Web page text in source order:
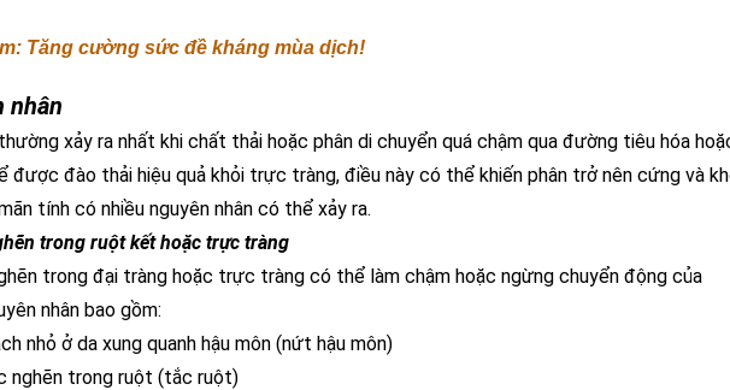
Tăng cường sức đề kháng mùa dịch!
nhân
xảy ra nhất khi chất thải hoặc phân di chuyển quá chậm qua đường tiêu hóa
được đào thải hiệu quả khỏi trực tràng, điều này có thể khiến phân trở nên cứng và
tính có nhiều nguyên nhân có thể xảy ra.
trong ruột kết hoặc trực tràng
trong đại tràng hoặc trực tràng có thể làm chậm hoặc ngừng chuyển động của
nhân bao gồm:
nhỏ ở da xung quanh hậu môn (nứt hậu môn)
trong ruột (tắc ruột)